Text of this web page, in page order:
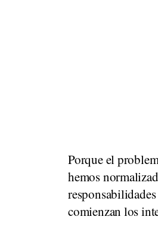
Porque el
hemos
comienzan los